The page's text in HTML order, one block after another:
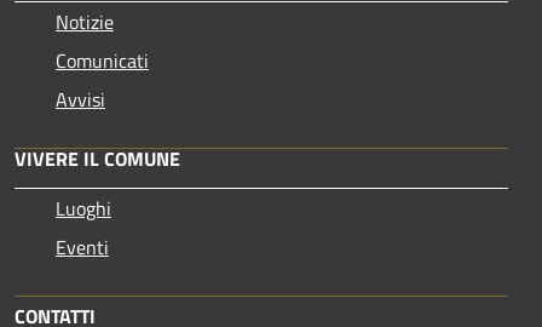
Notizie
Comunicati
Avvisi
VIVERE IL COMUNE
Luoghi
Eventi
CONTATTI